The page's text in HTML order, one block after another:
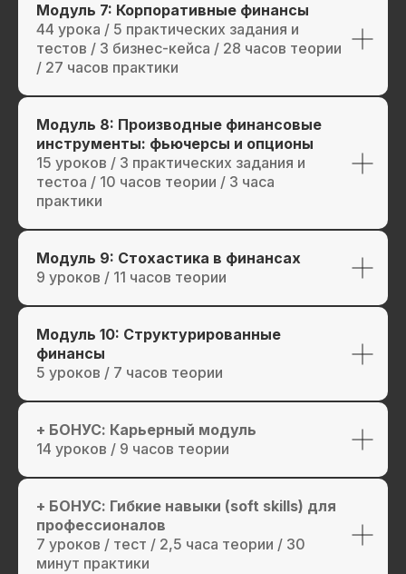
Модуль 7: Корпоративные финансы
44 урока / 5 практических задания и
тестов / 3 бизнес-кейса / 28 часов теории
/ 27 часов практики
Модуль 8: Производные финансовые
инструменты: фьючерсы и опционы
15 уроков / 3 практических задания и
тестоа / 10 часов теории / 3 часа
практики
Модуль 9: Стохастика в финансах
9 уроков / 11 часов теории
Модуль 10: Структурированные
финансы
5 уроков / 7 часов теории
+ БОНУС: Карьерный модуль
14 уроков / 9 часов теории
+ БОНУС: Гибкие навыки (soft skills) для
профессионалов
7 уроков / тест / 2,5 часа теории / 30
минут практики